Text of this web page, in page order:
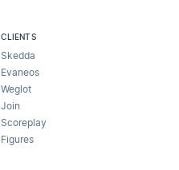
CLIENTS
Skedda
Evaneos
Weglot
Join
Scoreplay
Figures